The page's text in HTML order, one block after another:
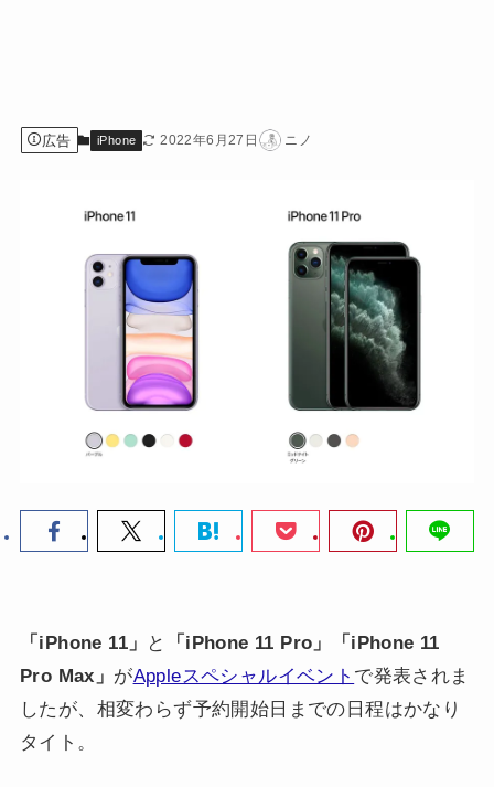
広告 iPhone 2022年6月27日 ニノ
「iPhone 11」 と
「iPhone 11 Pro」「iPhone 11
Pro Max」 がAppleスペシャルイベント で発表されま
したが、相変わらず予約開始日までの日程はかなり
タイト。